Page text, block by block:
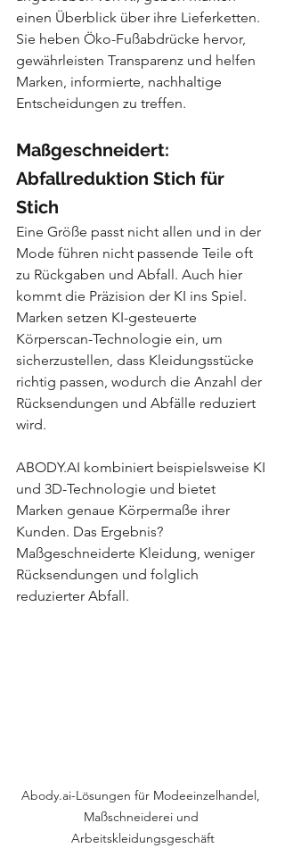
einen Überblick über ihre Lieferketten.
Sie heben Öko-Fußabdrücke hervor,
gewährleisten Transparenz und helfen
Marken, informierte, nachhaltige
Entscheidungen zu treffen.
Maßgeschneidert:
Abfallreduktion Stich für
Stich
Eine Größe passt nicht allen und in der
Mode führen nicht passende Teile oft
zu Rückgaben und Abfall. Auch hier
kommt die Präzision der KI ins Spiel.
Marken setzen KI-gesteuerte
Körperscan-Technologie ein, um
sicherzustellen, dass Kleidungsstücke
richtig passen, wodurch die Anzahl der
Rücksendungen und Abfälle reduziert
wird.
ABODY.AI kombiniert beispielsweise KI
und 3D-Technologie und bietet
Marken genaue Körpermaße ihrer
Kunden. Das Ergebnis?
Maßgeschneiderte Kleidung, weniger
Rücksendungen und folglich
reduzierter Abfall.
Abody.ai-Lösungen für Modeeinzelhandel,
Maßschneiderei und
Arbeitskleidungsgeschäft